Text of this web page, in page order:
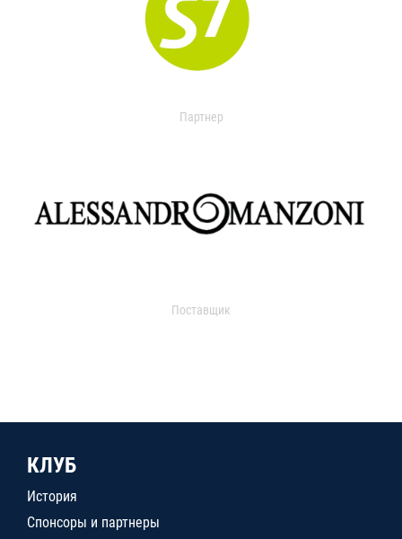
Партнер
Поставщик
КЛУБ
История
Спонсоры и партнеры